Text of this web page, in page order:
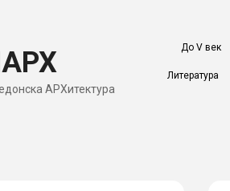
АРХитектура
До V век
Литература